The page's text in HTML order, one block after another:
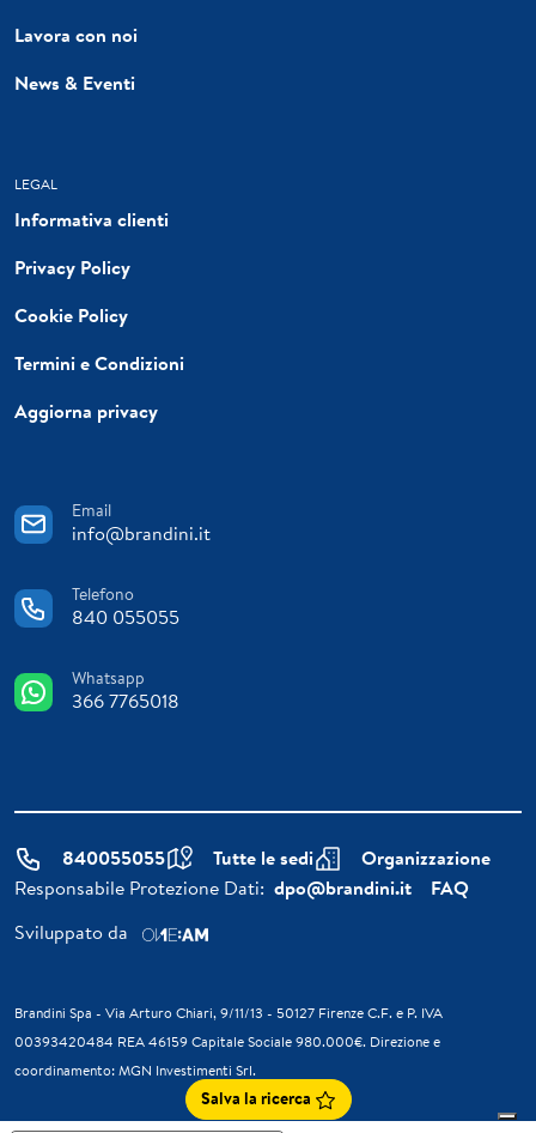
Lavora con noi
News & Eventi
LEGAL
Informativa clienti
Privacy Policy
Cookie Policy
Termini e Condizioni
Aggiorna privacy
Email
info@brandini.it
Telefono
840 055055
Whatsapp
366 7765018
840055055 Tutte le sedi
Organizzazione
Responsabile Protezione Dati: dpo@brandini.it
FAQ
Sviluppato da
Brandini Spa - Via Arturo Chiari, 9/11/13 - 50127 Firenze C.F. e P. IVA
00393420484 REA 46159 Capitale Sociale 980.000€. Direzione e
coordinamento: MGN Investimenti Srl.
Salva la ricerca